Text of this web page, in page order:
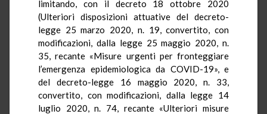
limitando, con il decreto 18 ottobre 2020
(Ulteriori disposizioni attuative del decreto-
legge 25 marzo 2020, n. 19, convertito, con
modificazioni, dalla legge 25 maggio 2020, n.
35, recante «Misure urgenti per fronteggiare
l’emergenza epidemiologica da COVID-19», e
del decreto-legge 16 maggio 2020, n. 33,
convertito, con modificazioni, dalla legge 14
luglio 2020, n. 74, recante «Ulteriori misure